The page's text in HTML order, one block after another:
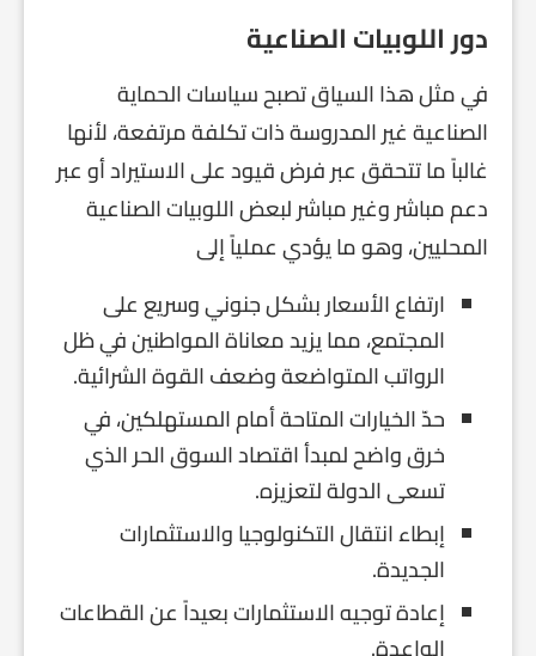
دور اللوبيات الصناعية
في مثل هذا السياق تصبح سياسات الحماية
الصناعية غير المدروسة ذات تكلفة مرتفعة، لأنها
غالباً ما تتحقق عبر فرض قيود على الاستيراد أو عبر
دعم مباشر وغير مباشر لبعض اللوبيات الصناعية
المحليين، وهو ما يؤدي عملياً إلى
ارتفاع الأسعار بشكل جنوني وسريع على
المجتمع، مما يزيد معاناة المواطنين في ظل
الرواتب المتواضعة وضعف القوة الشرائية.
حدّ الخيارات المتاحة أمام المستهلكين، في
خرق واضح لمبدأ اقتصاد السوق الحر الذي
تسعى الدولة لتعزيزه.
إبطاء انتقال التكنولوجيا والاستثمارات
الجديدة.
إعادة توجيه الاستثمارات بعيداً عن القطاعات
الواعدة.